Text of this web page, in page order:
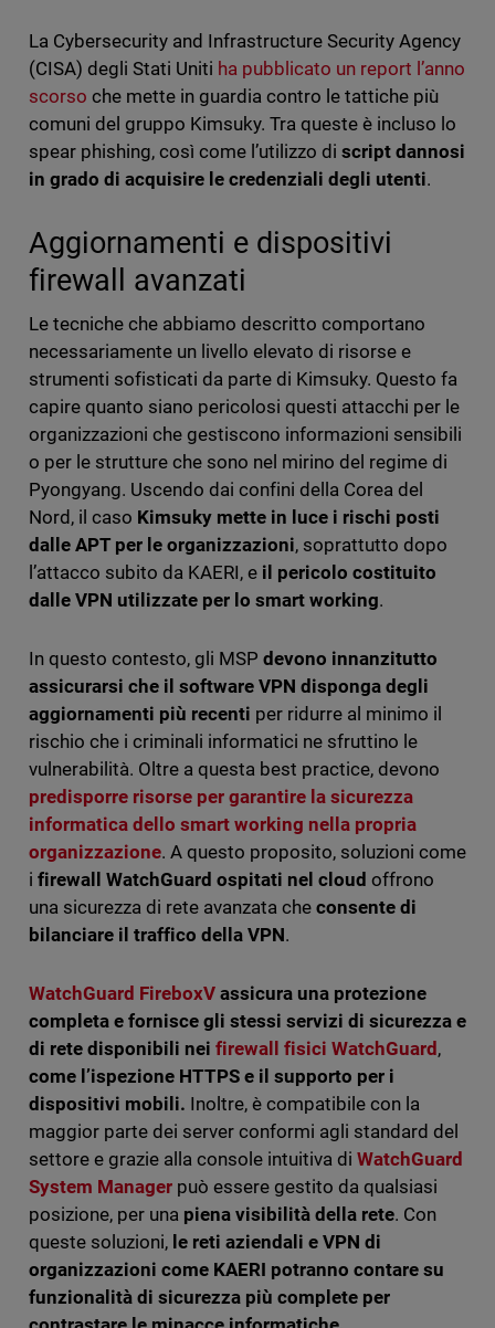
La Cybersecurity and Infrastructure Security Agency
(CISA) degli Stati Uniti ha pubblicato un report l’anno
scorso che mette in guardia contro le tattiche più
comuni del gruppo Kimsuky. Tra queste è incluso lo
spear phishing, così come l’utilizzo discript dannosi
in grado di acquisire le credenziali degli utenti.
Aggiornamenti e dispositivi
firewall avanzati
Le tecniche che abbiamo descritto comportano
necessariamente un livello elevato di risorse e
strumenti sofisticati da parte di Kimsuky. Questo fa
capire quanto siano pericolosi questi attacchi per le
organizzazioni che gestiscono informazioni sensibili
o per le strutture che sono nel mirino del regime di
Pyongyang. Uscendo dai confini della Corea del
Nord, il caso Kimsuky mette in luce i rischi posti
dalle APT per le organizzazioni, soprattutto dopo
l’attacco subito da KAERI, e il pericolo costituito
dalle VPN utilizzate per lo smart working.
In questo contesto, gli MSP devono innanzitutto
assicurarsi che il software VPN disponga degli
aggiornamenti più recenti per ridurre al minimo il
rischio che i criminali informatici ne sfruttino le
vulnerabilità. Oltre a questa best practice, devono
predisporre risorse per garantire la sicurezza
informatica dello smart working nella propria
organizzazione. A questo proposito, soluzioni come
i firewall WatchGuard ospitati nel cloudoffrono
una sicurezza di rete avanzata checonsente di
bilanciare il traffico della VPN.
WatchGuard FireboxV assicura una protezione
completa e fornisce gli stessi servizi di sicurezza e
di rete disponibili nei firewall fisici WatchGuard ,
come l’ispezione HTTPS e il supporto per i
dispositivi mobili. Inoltre, è compatibile con la
maggior parte dei server conformi agli standard del
settore e grazie alla console intuitiva diWatchGuard
System Managerpuò essere gestito da qualsiasi
posizione, per una piena visibilità della rete. Con
queste soluzioni, le reti aziendali e VPN di
organizzazioni come KAERI potranno contare su
funzionalità di sicurezza più complete per